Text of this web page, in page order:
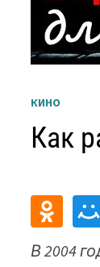
КИНО
Как
В 2004